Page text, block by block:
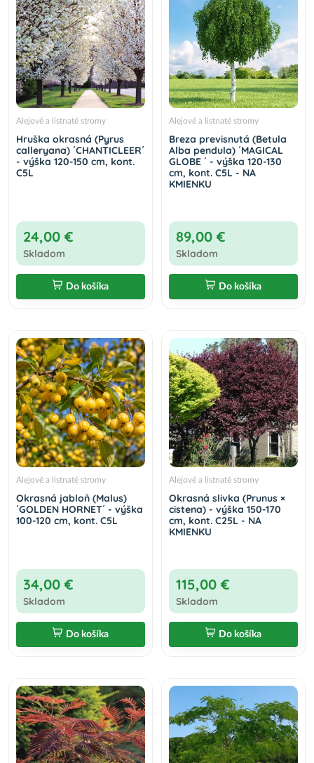
Alejové a listnaté stromy
Hruška okrasná (Pyrus
calleryana) ´CHANTICLEER´
- výška 120-150 cm, kont.
C5L
24,00 €
Skladom
Do košíka
Alejové a listnaté stromy
Breza previsnutá (Betula
Alba pendula) ´MAGICAL
GLOBE ´ - výška 120-130
cm, kont. C5L - NA
KMIENKU
89,00 €
Skladom
Do košíka
Alejové a listnaté stromy
Okrasná jabloň (Malus)
´GOLDEN HORNET´ - výška
100-120 cm, kont. C5L
34,00 €
Skladom
Do košíka
Alejové a listnaté stromy
Okrasná slivka (Prunus ×
cistena) - výška 150-170
cm, kont. C25L - NA
KMIENKU
115,00 €
Skladom
Do košíka